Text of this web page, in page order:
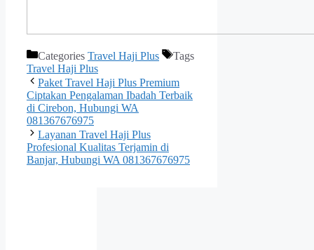
Categories Travel Haji Plus
Tags
Travel Haji Plus
Paket Travel Haji Plus Premium
Ciptakan Pengalaman Ibadah Terbaik
di Cirebon, Hubungi WA
081367676975
Layanan Travel Haji Plus
Profesional Kualitas Terjamin di
Banjar, Hubungi WA 081367676975